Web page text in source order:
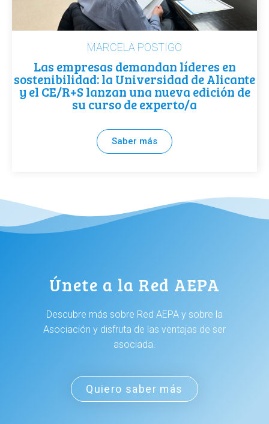
MARCELA POSTIGO
Las empresas demandan líderes en
sostenibilidad: la Universidad de Alicante
y el CE/R+S lanzan una nueva edición de
su curso de experto/a
Saber más
Únete a la Red AEPA
Descubre más sobre Red AEPA y sobre la
Asociación y disfruta de las ventajas de ser
asociada.
Quiero saber más